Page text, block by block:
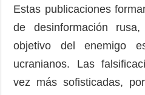
Estas publicaciones
de desinformación
objetivo del enemigo
ucranianos. Las
vez más sofisticadas,